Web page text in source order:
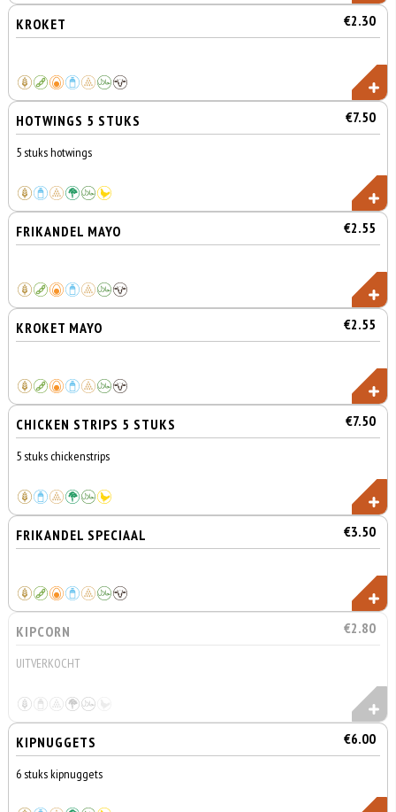
KROKET €2.30
HOTWINGS 5 STUKS €7.50
5 stuks hotwings
FRIKANDEL MAYO €2.55
KROKET MAYO €2.55
CHICKEN STRIPS 5 STUKS €7.50
5 stuks chickenstrips
FRIKANDEL SPECIAAL €3.50
KIPCORN €2.80
UITVERKOCHT
KIPNUGGETS €6.00
6 stuks kipnuggets